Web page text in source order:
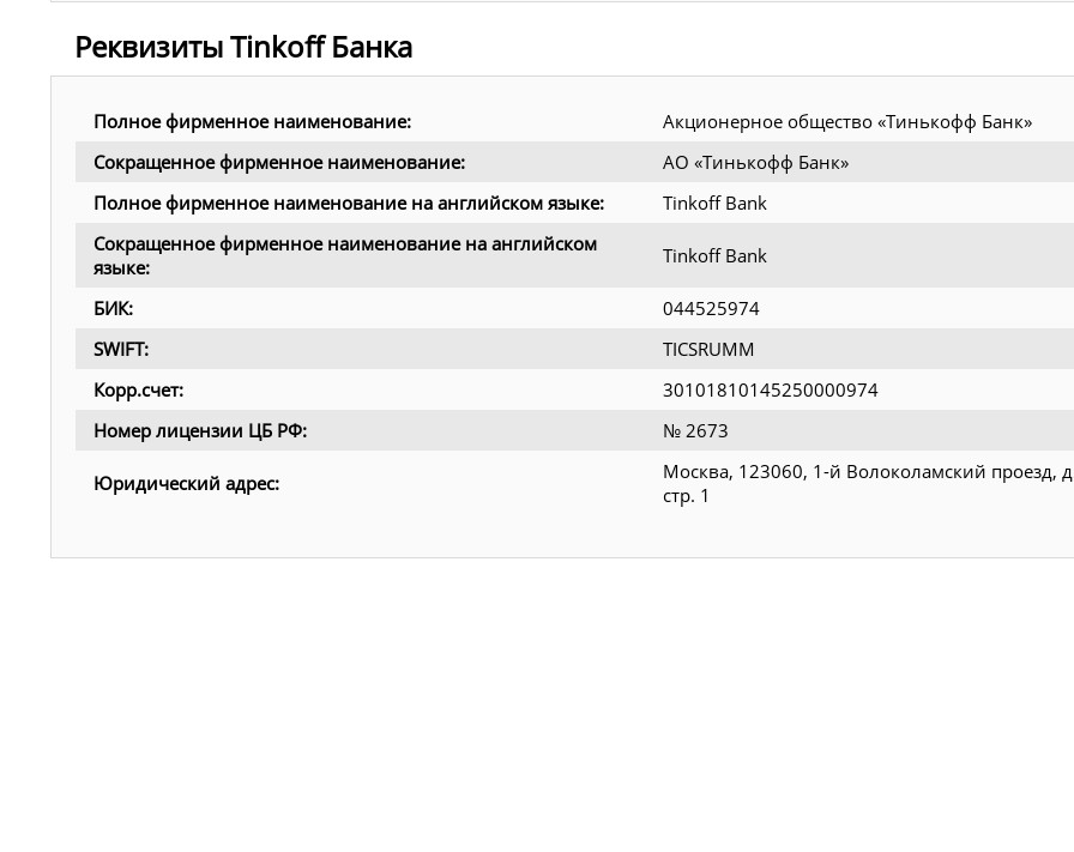
Реквизиты Tinkoff Банка
Полное фирменное наименование:
Акционерное общество «Тинькофф Банк»
Сокращенное фирменное наименование:
АО «Тинькофф Банк»
Полное фирменное наименование на английском языке:
Tinkoff Bank
Сокращенное фирменное наименование на английском
языке:
Tinkoff Bank
БИК:
044525974
SWIFT:
TICSRUMM
Корр.счет:
30101810145250000974
Номер лицензии ЦБ РФ:
№ 2673
Юридический адрес:
Москва, 123060, 1-й Волоколамский проезд,
стр. 1